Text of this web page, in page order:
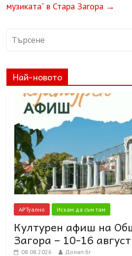
музиката“ в Стара Загора →
Най-новото
АРТуално Искам да съм там
Културен афиш на
Загора – 10-16
08.08.2026 Долап.бг